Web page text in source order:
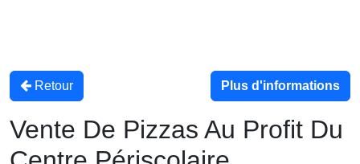
Retour Plus d'informations
Vente De Pizzas Au Profit Du